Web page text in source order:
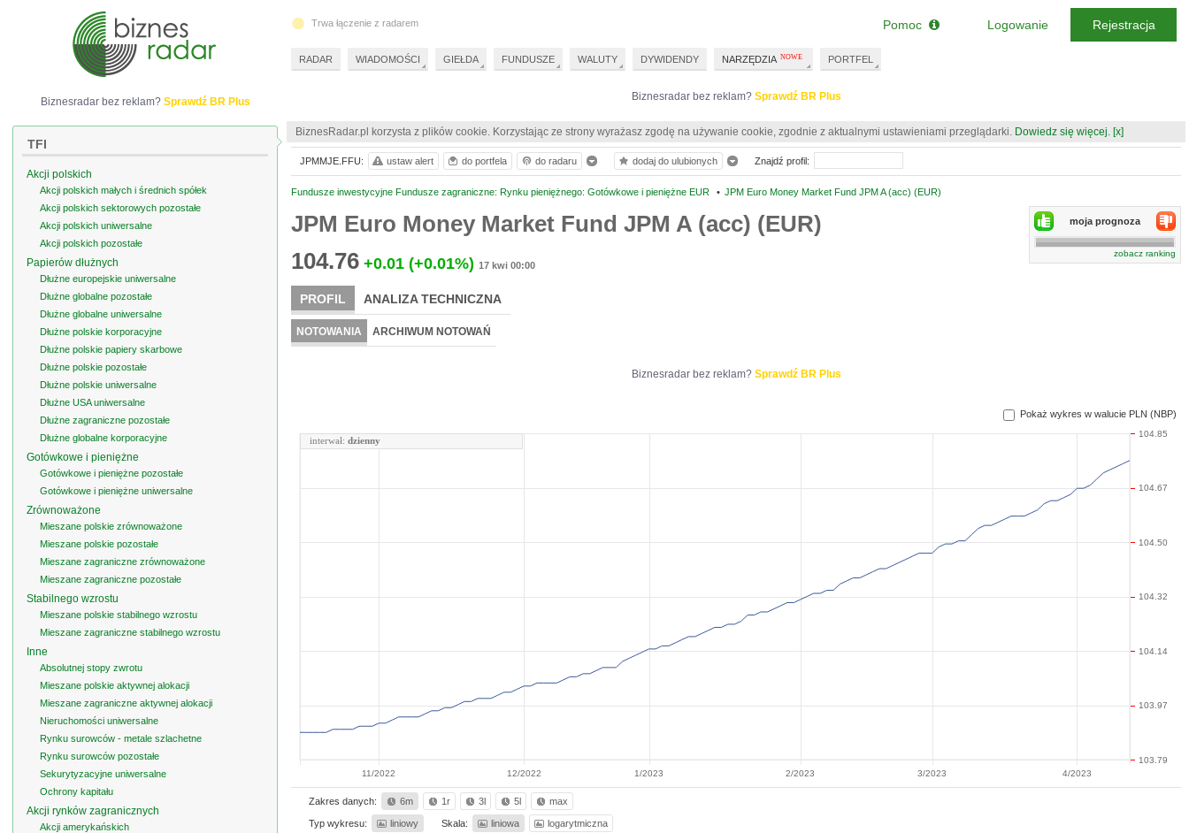
Biznesradar bez reklam? Sprawdź BR Plus
BiznesRadar.pl korzysta z plików cookie. Korzystając ze strony wyrażasz zgodę na używanie cookie, zgodnie z aktualnymi ustawieniami przeglądarki. Dowiedz się więcej. [x]
Fundusze inwestycyjne Fundusze zagraniczne: Rynku pieniężnego: Gotówkowe i pieniężne EUR • JPM Euro Money Market Fund JPM A (acc) (EUR)
JPM Euro Money Market Fund JPM A (acc) (EUR)
104.76 +0.01 (+0.01%) 17 kwi 00:00
moja prognoza
zobacz ranking
PROFIL ANALIZA TECHNICZNA
NOTOWANIA ARCHIWUM NOTOWAŃ
Biznesradar bez reklam? Sprawdź BR Plus
Pokaż wykres w walucie PLN (NBP)
11/2022 12/2022 1/2023 2/2023 3/2023 4/2023
103.79
103.97
104.14
104.32
104.50
104.67
104.85
interwał: dzienny
Zakres danych: 6m 1r 3l 5l max
Typ wykresu: liniowy Skala: liniowa logarytmiczna
JPMMJE.FFU: ustaw alert do portfela do radaru dodaj do ulubionych Znajdź profil:
Biznesradar bez reklam? Sprawdź BR Plus
TFI
Akcji polskich
Akcji polskich małych i średnich spółek
Akcji polskich sektorowych pozostałe
Akcji polskich uniwersalne
Akcji polskich pozostałe
Papierów dłużnych
Dłużne europejskie uniwersalne
Dłużne globalne pozostałe
Dłużne globalne uniwersalne
Dłużne polskie korporacyjne
Dłużne polskie papiery skarbowe
Dłużne polskie pozostałe
Dłużne polskie uniwersalne
Dłużne USA uniwersalne
Dłużne zagraniczne pozostałe
Dłużne globalne korporacyjne
Gotówkowe i pieniężne
Gotówkowe i pieniężne pozostałe
Gotówkowe i pieniężne uniwersalne
Zrównoważone
Mieszane polskie zrównoważone
Mieszane polskie pozostałe
Mieszane zagraniczne zrównoważone
Mieszane zagraniczne pozostałe
Stabilnego wzrostu
Mieszane polskie stabilnego wzrostu
Mieszane zagraniczne stabilnego wzrostu
Inne
Absolutnej stopy zwrotu
Mieszane polskie aktywnej alokacji
Mieszane zagraniczne aktywnej alokacji
Nieruchomości uniwersalne
Rynku surowców - metale szlachetne
Rynku surowców pozostałe
Sekurytyzacyjne uniwersalne
Ochrony kapitału
Akcji rynków zagranicznych
Akcji amerykańskich
Trwa łączenie z radarem
RADAR WIADOMOŚCI GIEŁDA FUNDUSZE WALUTY DYWIDENDY NARZĘDZIA PORTFEL
Pomoc Logowanie Rejestracja